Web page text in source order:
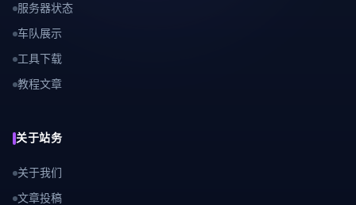
服务器状态
车队展示
工具下载
教程文章
关于站务
关于我们
文章投稿